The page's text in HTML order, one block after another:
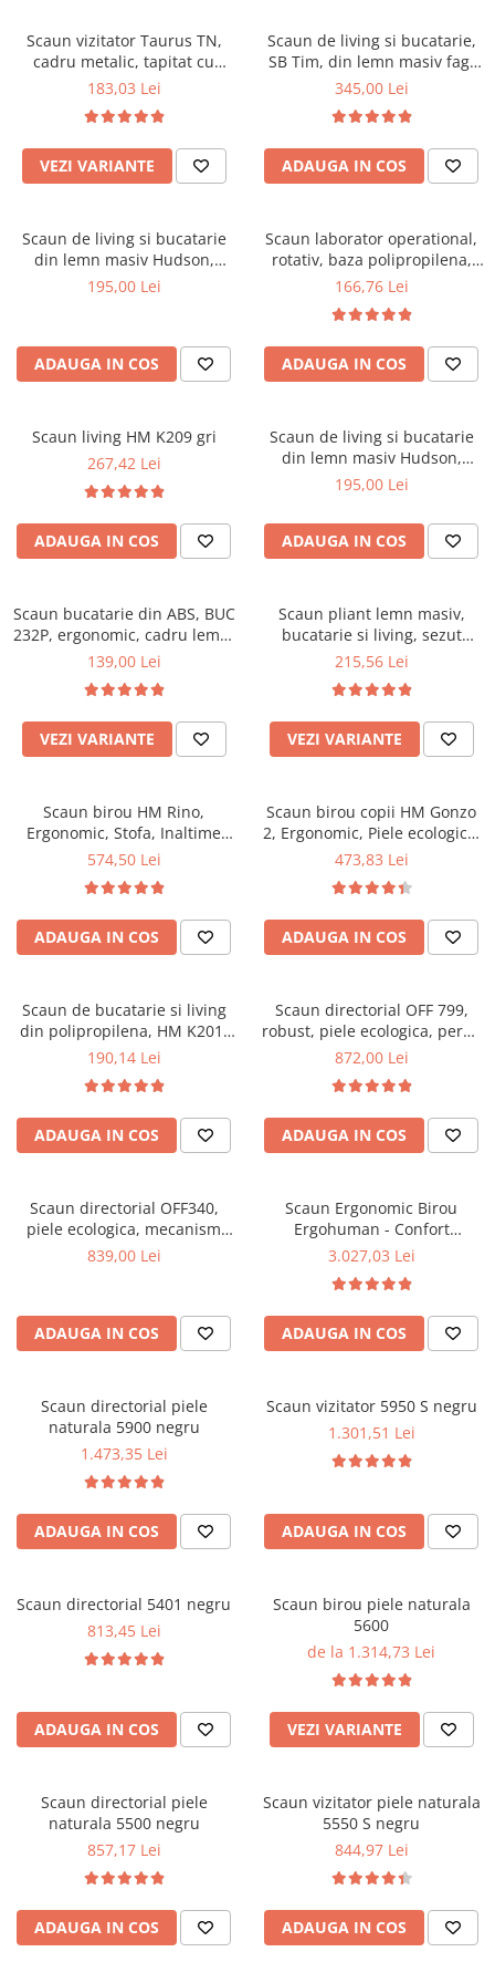
Saltele cu arcuri impachetate
individual
Saltele Memory Pocket
Saltele Memory Foam
Saltele Memory Pocket
Saltele cu plasa arcuri
Saltele cu spuma
Saltele cu spuma poliuretanica
Saltele 140x200
Saltele 180x200
Top saltele
Top saltele 5 cm
Top saltele 10 cm
Top saltele memory 5 cm
Saltele ieftine
Saltele cu plasa de arcuri
Paturi
Seturi de pat si saltea
Masute de toaleta
Mobilier living
Scaune pentru living
Comode living
Set mese plus scaune
Scaune ergonomice
Etajere Birou
Birouri
Scaune pentru birou
Scaune pentru vizitatori
Mobilier bucatarie
Scaune pentru bucatarie
Mobila bucatarie
Seturi mese si scaune bucatarie
Mobilier hol
Mobila hol
Suporturi si rafturi pantofi
Pantofare
Seturi mobilier hol
Stender haine
Suport pentru umerase
Etajere
Cuiere
Mese gradinita
Scaune gradinita
Set mese si scaune gradinita
Mobila camera copii
Saltele patuturi copii
Paturi copii
Masa si scaune gradinita
Scaune birou
Scaune profesionale
Scaune resigilate
Scaune conferinta
Scaune terasa si outdoor
Scaun vizitator Taurus TN,
cadru metalic, tapitat cu
stofa, stivuibil, 120 kg, negru
183,03 Lei
VEZI VARIANTE
Scaun de living si bucatarie,
SB Tim, din lemn masiv fag,
tapiterie stofa, lacuit, 120 kg,
345,00 Lei
ADAUGA IN COS
Scaun de living si bucatarie
din lemn masiv Hudson,
tapiterie stofa,100 kg,
195,00 Lei
ADAUGA IN COS
Scaun laborator operational,
rotativ, baza polipropilena,
piele ecologica, inaltime
166,76 Lei
ADAUGA IN COS
Scaun living HM K209 gri
267,42 Lei
ADAUGA IN COS
Scaun de living si bucatarie
din lemn masiv Hudson,
tapiterie stofa,100 kg,
195,00 Lei
ADAUGA IN COS
Scaun bucatarie din ABS, BUC
232P, ergonomic, cadru lemn,
100 kg
139,00 Lei
VEZI VARIANTE
Scaun pliant lemn masiv,
bucatarie si living, sezut
tapitat cu piele ecologica, 100
215,56 Lei
VEZI VARIANTE
Scaun birou HM Rino,
Ergonomic, Stofa, Inaltime
reglabila, Mecanism
cm, Gri
574,50 Lei
ADAUGA IN COS
Scaun birou copii HM Gonzo
2, Ergonomic, Piele ecologica,
Inaltime ajustabila, Mecanism
473,83 Lei
ADAUGA IN COS
Scaun de bucatarie si living
din polipropilena, HM K201,
ergonomic, baza lemn masiv,
100 kg, alb
190,14 Lei
ADAUGA IN COS
Scaun directorial OFF 799,
robust, piele ecologica, perne
duble, baza cromata,
872,00 Lei
ADAUGA IN COS
Scaun directorial OFF340,
piele ecologica, mecanism
balans, robust, rabatabil 180
839,00 Lei
ADAUGA IN COS
Scaun Ergonomic Birou
Ergohuman - Confort
Premium, Reglaje Inteligente
Performanta la Birou
3.027,03 Lei
ADAUGA IN COS
Scaun directorial piele
naturala 5900 negru
1.473,35 Lei
ADAUGA IN COS
Scaun vizitator 5950 S negru
1.301,51 Lei
ADAUGA IN COS
Scaun directorial 5401 negru
813,45 Lei
ADAUGA IN COS
Scaun birou piele naturala
5600
de la 1.314,73 Lei
VEZI VARIANTE
Scaun directorial piele
naturala 5500 negru
857,17 Lei
ADAUGA IN COS
Scaun vizitator piele naturala
5550 S negru
844,97 Lei
ADAUGA IN COS